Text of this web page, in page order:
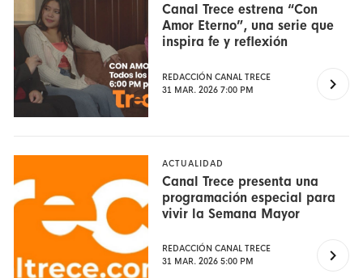
Canal Trece estrena “Con
Amor Eterno”, una serie que
inspira fe y reflexión
REDACCIÓN CANAL TRECE
31 MAR. 2026 7:00 PM
ACTUALIDAD
Canal Trece presenta una
programación especial para
vivir la Semana Mayor
REDACCIÓN CANAL TRECE
31 MAR. 2026 5:00 PM